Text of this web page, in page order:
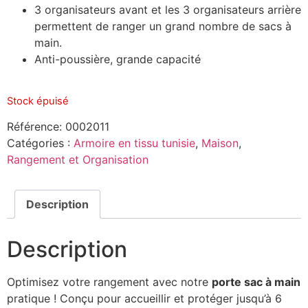
3 organisateurs avant et les 3 organisateurs arrière
permettent de ranger un grand nombre de sacs à
main.
Anti-poussière, grande capacité
Stock épuisé
Référence: 0002011
Catégories : Armoire en tissu tunisie, Maison,
Rangement et Organisation
Description
Description
Optimisez votre rangement avec notre porte sac à main
pratique ! Conçu pour accueillir et protéger jusqu’à 6